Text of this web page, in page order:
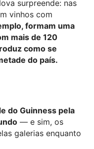
surpreende: nas
vinhos com
formam uma
mais de 120
como se
do país.
do Guinness pela
— e sim, os
galerias enquanto